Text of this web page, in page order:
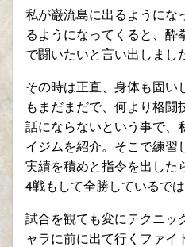
私が巌流島に出るようにな
るようになってくると、酔
で闘いたいと言い出しまし
その時は正直、身体も固い
もまだまだで、何より格
話にならないという事で、
イジムを紹介。そこで練習
実績を積めと指令を出した
4戦もして全勝しているでは
試合を観ても変にテクニッ
ャラに前に出て行くファイ